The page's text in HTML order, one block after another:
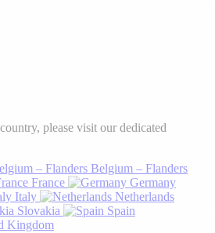
please visit our dedicated
Belgium – Flanders
France
Germany
Italy
Netherlands
Slovakia
Spain
Kingdom